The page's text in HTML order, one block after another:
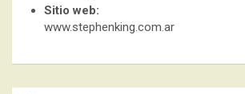
Sitio web:
www.stephenking.com.ar